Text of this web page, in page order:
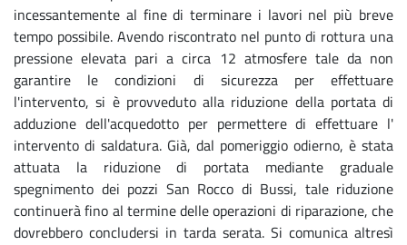
incessantemente al fine di terminare i lavori nel più breve
tempo possibile. Avendo riscontrato nel punto di rottura una
pressione elevata pari a circa 12 atmosfere tale da non
garantire le condizioni di sicurezza per effettuare
l'intervento, si è provveduto alla riduzione della portata di
adduzione dell'acquedotto per permettere di effettuare l'
intervento di saldatura. Già, dal pomeriggio odierno, è stata
attuata la riduzione di portata mediante graduale
spegnimento dei pozzi San Rocco di Bussi, tale riduzione
continuerà fino al termine delle operazioni di riparazione, che
dovrebbero concludersi in tarda serata. Si comunica altresì